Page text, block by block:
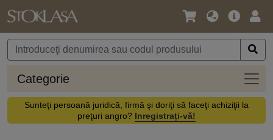
Limbă
Monedă
Meniul
Categorie
Sunteţi persoană juridică, firmă şi doriţi să faceţi achiziţii la
preţuri angro? Inregistrați-vă!